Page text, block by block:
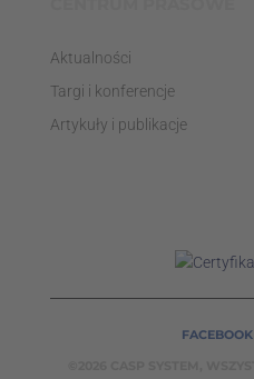
Aktualności
Targi i konferencje
Artykuły i publikacje
FACEBOOK